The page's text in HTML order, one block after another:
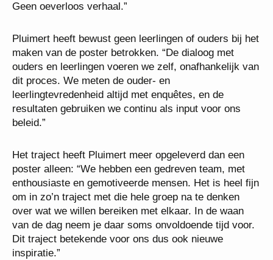
Geen oeverloos verhaal.”
Pluimert heeft bewust geen leerlingen of ouders bij het
maken van de poster betrokken. “De dialoog met
ouders en leerlingen voeren we zelf, onafhankelijk van
dit proces. We meten de ouder- en
leerlingtevredenheid altijd met enquêtes, en de
resultaten gebruiken we continu als input voor ons
beleid.”
Het traject heeft Pluimert meer opgeleverd dan een
poster alleen: “We hebben een gedreven team, met
enthousiaste en gemotiveerde mensen. Het is heel fijn
om in zo’n traject met die hele groep na te denken
over wat we willen bereiken met elkaar. In de waan
van de dag neem je daar soms onvoldoende tijd voor.
Dit traject betekende voor ons dus ook nieuwe
inspiratie.”